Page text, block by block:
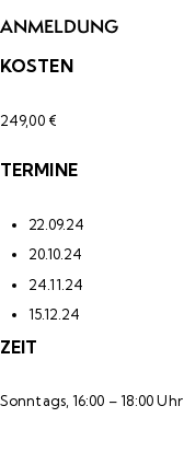
ANMELDUNG
KOSTEN
249,00 €
TERMINE
22.09.24
20.10.24
24.11.24
15.12.24
ZEIT
Sonntags, 16:00 – 18:00 Uhr